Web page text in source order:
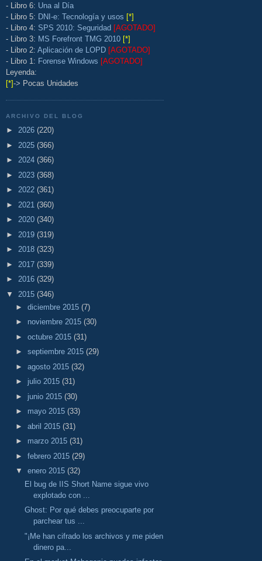
- Libro 6: Una al Día
- Libro 5: DNI-e: Tecnología y usos [*]
- Libro 4: SPS 2010: Seguridad [AGOTADO]
- Libro 3: MS Forefront TMG 2010 [*]
- Libro 2: Aplicación de LOPD [AGOTADO]
- Libro 1: Forense Windows [AGOTADO]
Leyenda:
[*]-> Pocas Unidades
ARCHIVO DEL BLOG
► 2026 (220)
► 2025 (366)
► 2024 (366)
► 2023 (368)
► 2022 (361)
► 2021 (360)
► 2020 (340)
► 2019 (319)
► 2018 (323)
► 2017 (339)
► 2016 (329)
▼ 2015 (346)
► diciembre 2015 (7)
► noviembre 2015 (30)
► octubre 2015 (31)
► septiembre 2015 (29)
► agosto 2015 (32)
► julio 2015 (31)
► junio 2015 (30)
► mayo 2015 (33)
► abril 2015 (31)
► marzo 2015 (31)
► febrero 2015 (29)
▼ enero 2015 (32)
El bug de IIS Short Name sigue vivo
explotado con ...
Ghost: Por qué debes preocuparte por
parchear tus ...
"¡Me han cifrado los archivos y me piden
dinero pa...